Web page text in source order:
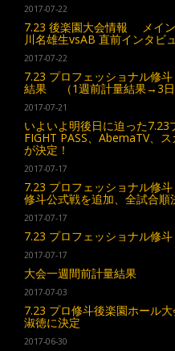
2017-07-22
7.23 後楽園大会情報 メイ
川名雄生vsAB 直前インタビ
2017-07-22
7.23 プロフェッショナル修
結果 （1週前計量結果→3日
2017-07-21
いよいよ明後日に迫った7.23
FIGHT PASS、AbemaTV、
が決定！
2017-07-17
7.23 プロフェッショナル修
修斗公式戦を追加、全試合順
2017-07-17
7.23 プロフェッショナル修
2017-07-17
大会一週間前計量結果
2017-07-03
7.23 プロ修斗後楽園ホール
淑徳に決定
2017-06-30